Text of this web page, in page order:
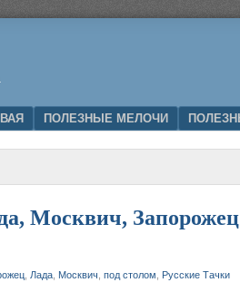
ПОЛЕЗНЫЕ МЕЛОЧИ
Москвич, Запорожец
Лада Москвич под столом Русские Тачки